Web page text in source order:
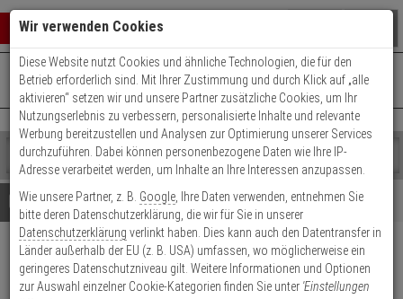
Warenkorb schließen
0 ARTIKEL IM WARENKORB
Ihr Warenkorb ist momentan leer.
Ergebnisse ()
Fertig
Shop
durchsuchen
Bitte
geben
Sie
mindestens
Zeichen
ein,
Es
wurde
noch
Kategorien
Suche
gestartet
+49 (0)821 899 493-0Mo. - Do.: 8:00 - 16:30 | Fr.: 8:00 - 14:00 Uhr
Kontaktservice nutzen
Details Beratung
2N Indoor Compact Black IP
Wir verwenden Cookies
Diese Website nutzt Cookies und ähnliche Technologien, die für den
Betrieb erforderlich sind. Mit Ihrer Zustimmung und durch Klick auf „alle
aktivieren“ setzen wir und unsere Partner zusätzliche Cookies, um Ihr
Nutzungserlebnis zu verbessern, personalisierte Inhalte und relevante
Werbung bereitzustellen und Analysen zur Optimierung unserer Services
durchzuführen. Dabei können personenbezogene Daten wie Ihre IP-
Adresse verarbeitet werden, um Inhalte an Ihre Interessen anzupassen.
Wie unsere Partner, z. B. Google , Ihre Daten verwenden, entnehmen Sie
bitte deren Datenschutzerklärung, die wir für Sie in unserer
Datenschutzerklärung verlinkt haben. Dies kann auch den Datentransfer in
Länder außerhalb der EU (z. B. USA) umfassen, wo möglicherweise ein
geringeres Datenschutzniveau gilt. Weitere Informationen und Optionen
zur Auswahl einzelner Cookie-Kategorien finden Sie unter 'Einstellungen